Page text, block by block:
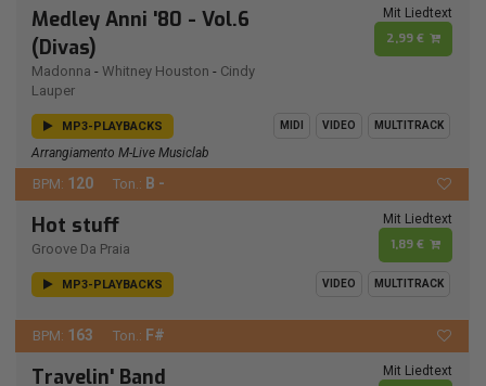
Medley Anni '80 - Vol.6
(Divas)
Madonna - Whitney Houston - Cindy
Lauper
Mit Liedtext
2,99 €
MP3-PLAYBACKS MIDI VIDEO MULTITRACK
Arrangiamento M-Live Musiclab
BPM: 120 Ton.: B -
Hot stuff
Groove Da Praia
Mit Liedtext
1,89 €
MP3-PLAYBACKS VIDEO MULTITRACK
BPM: 163 Ton.: F#
Travelin' Band Mit Liedtext